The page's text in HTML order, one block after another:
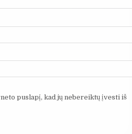
puslapį, kad jų nebereiktų įvesti iš